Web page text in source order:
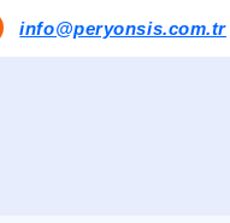
info@peryonsis.com.tr